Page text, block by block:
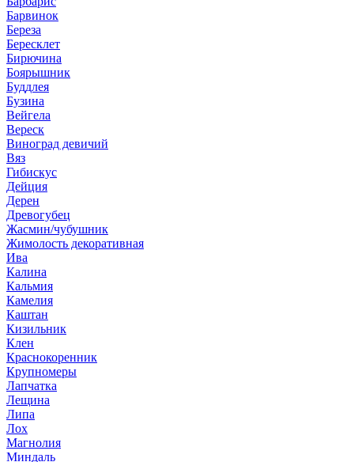
Барвинок
Береза
Бересклет
Бирючина
Боярышник
Буддлея
Бузина
Вейгела
Вереск
Виноград девичий
Вяз
Гибискус
Дейция
Дерен
Древогубец
Жасмин/чубушник
Жимолость декоративная
Ива
Калина
Кальмия
Камелия
Каштан
Кизильник
Клен
Краснокоренник
Крупномеры
Лапчатка
Лещина
Липа
Лох
Магнолия
Миндаль